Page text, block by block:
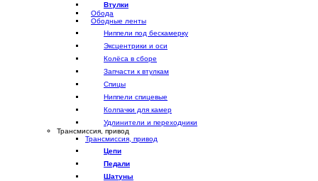
Втулки
Обода
Ободные ленты
Ниппели под бескамерку
Эксцентрики и оси
Колёса в сборе
Запчасти к втулкам
Спицы
Ниппели спицевые
Колпачки для камер
Удлинители и переходники
Трансмиссия, привод
Трансмиссия, привод
Цепи
Педали
Шатуны